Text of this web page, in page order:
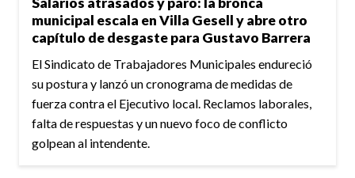
municipal escala en Villa Gesell y abre otro
capítulo de desgaste para Gustavo Barrera
El Sindicato de Trabajadores Municipales endureció
su postura y lanzó un cronograma de medidas de
fuerza contra el Ejecutivo local. Reclamos laborales,
falta de respuestas y un nuevo foco de conflicto
golpean al intendente.